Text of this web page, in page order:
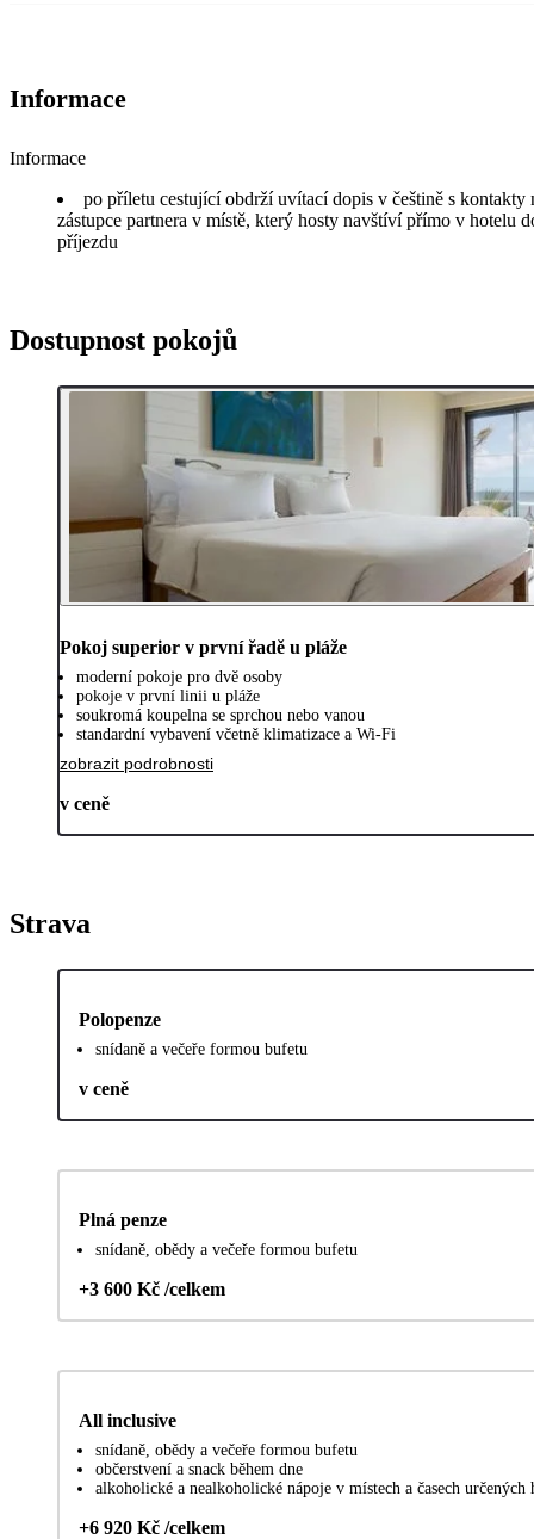
Informace
Informace
po příletu cestující obdrží uvítací dopis v češtině s kontakty
zástupce partnera v místě, který hosty navštíví přímo v hotelu
příjezdu
Dostupnost pokojů
Pokoj superior v první řadě u pláže
moderní pokoje pro dvě osoby
pokoje v první linii u pláže
soukromá koupelna se sprchou nebo vanou
standardní vybavení včetně klimatizace a Wi-Fi
zobrazit podrobnosti
v ceně
Strava
Polopenze
snídaně a večeře formou bufetu
v ceně
Plná penze
snídaně, obědy a večeře formou bufetu
+3 600 Kč /celkem
All inclusive
snídaně, obědy a večeře formou bufetu
občerstvení a snack během dne
alkoholické a nealkoholické nápoje v místech a časech určených
+6 920 Kč /celkem